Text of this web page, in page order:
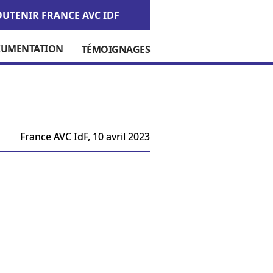
FRANCE AVC IDF
TÉMOIGNAGES
France AVC IdF, 10 avril 2023